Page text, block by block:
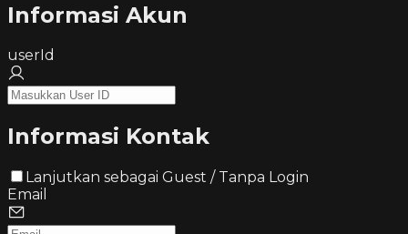
Informasi Akun
userId
Informasi Kontak
Lanjutkan sebagai Guest / Tanpa Login
Email